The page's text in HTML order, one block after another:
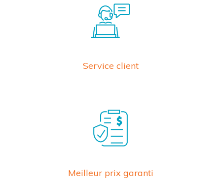
Service client
Meilleur prix garanti